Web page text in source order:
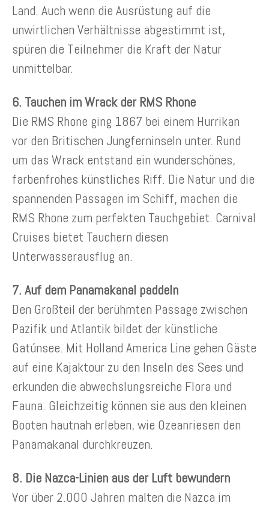
Land. Auch wenn die Ausrüstung auf die
unwirtlichen Verhältnisse abgestimmt ist,
spüren die Teilnehmer die Kraft der Natur
unmittelbar.
6. Tauchen im Wrack der RMS Rhone
Die RMS Rhone ging 1867 bei einem Hurrikan
vor den Britischen Jungferninseln unter. Rund
um das Wrack entstand ein wunderschönes,
farbenfrohes künstliches Riff. Die Natur und die
spannenden Passagen im Schiff, machen die
RMS Rhone zum perfekten Tauchgebiet. Carnival
Cruises bietet Tauchern diesen
Unterwasserausflug an.
7. Auf dem Panamakanal paddeln
Den Großteil der berühmten Passage zwischen
Pazifik und Atlantik bildet der künstliche
Gatúnsee. Mit Holland America Line gehen Gäste
auf eine Kajaktour zu den Inseln des Sees und
erkunden die abwechslungsreiche Flora und
Fauna. Gleichzeitig können sie aus den kleinen
Booten hautnah erleben, wie Ozeanriesen den
Panamakanal durchkreuzen.
8. Die Nazca-Linien aus der Luft bewundern
Vor über 2.000 Jahren malten die Nazca im